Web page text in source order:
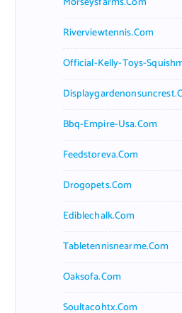
Riverviewtennis.com
Official-Kelly-Toys-
Bbq-Empire-Usa.com
Feedstoreva.com
Drogopets.com
Ediblechalk.com
Tabletennisnearme.com
Oaksofa.com
Soultacohtx.com